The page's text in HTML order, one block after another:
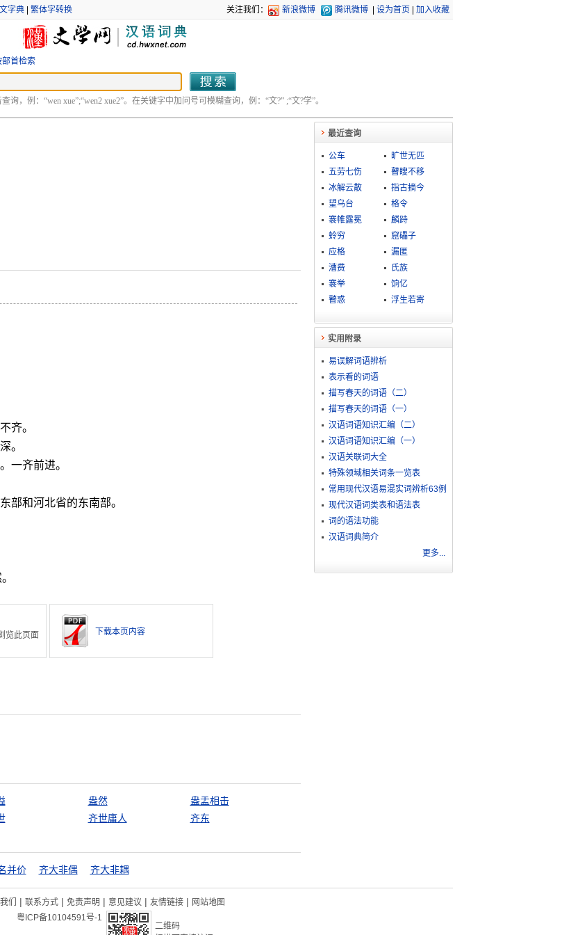
字典| 繁体字转换 关注我们： 新浪微博 腾讯微博 设为首页 加入收藏
部首检索
询，例：“wen xue”;“wen2 xue2”。在关键字中加问号可模糊查询，例：“文?” ;“文?学”。
齐。
。
一齐前进。
部和河北省的东南部。
览此页面
下载本页内容
盎然
盎盂相击
齐世庸人 齐东
并价 齐大非偶 齐大非耦
最近查询
公车
旷世无匹
五劳七伤
瞽瞍不移
冰解云散
指古摘今
望乌台
格令
褰帷露冕
麟跱
蛉穷
窟礧子
应格
漏匿
漕费
氏族
褰举
饷亿
瞽惑
浮生若寄
实用附录
易误解词语辨析
表示看的词语
描写春天的词语（二）
描写春天的词语（一）
汉语词语知识汇编（二）
汉语词语知识汇编（一）
汉语关联词大全
特殊领域相关词条一览表
常用现代汉语易混实词辨析63例
现代汉语词类表和语法表
词的语法功能
汉语词典简介
更多...
们 | 联系方式 | 免责声明 | 意见建议 | 友情链接 | 网站地图
粤ICP备10104591号-1
二维码